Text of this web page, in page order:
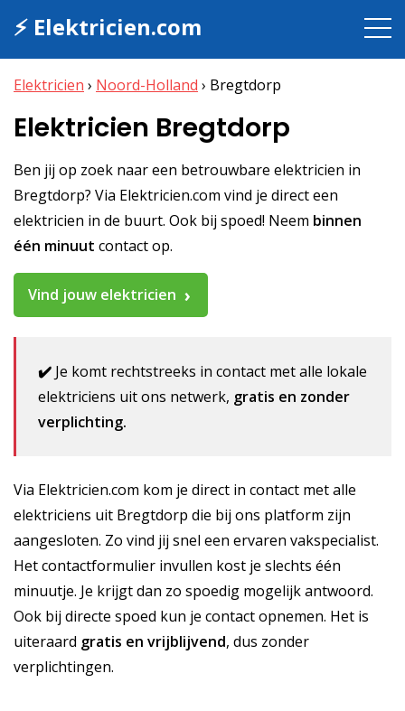
⚡ Elektricien.com
Elektricien › Noord-Holland › Bregtdorp
Elektricien Bregtdorp
Ben jij op zoek naar een betrouwbare elektricien in
Bregtdorp? Via Elektricien.com vind je direct een
elektricien in de buurt. Ook bij spoed! Neem binnen
één minuut contact op.
Vind jouw elektricien
✔️ Je komt rechtstreeks in contact met alle lokale
elektriciens uit ons netwerk, gratis en zonder
verplichting.
Via Elektricien.com kom je direct in contact met alle
elektriciens uit Bregtdorp die bij ons platform zijn
aangesloten. Zo vind jij snel een ervaren vakspecialist.
Het contactformulier invullen kost je slechts één
minuutje. Je krijgt dan zo spoedig mogelijk antwoord.
Ook bij directe spoed kun je contact opnemen. Het is
uiteraard gratis en vrijblijvend, dus zonder
verplichtingen.